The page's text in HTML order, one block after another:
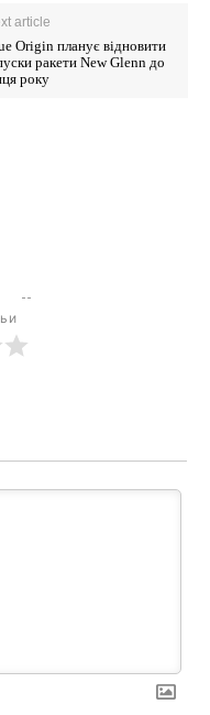
article
Origin планує відновити
ракети New Glenn до
року